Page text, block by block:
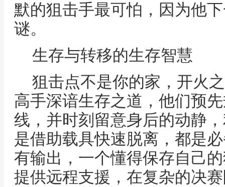
默的狙击手最可怕，因为他
谜。
生存与转移的生存智慧
狙击点不是你的家，开火
高手深谙生存之道，他们预
线，并时刻留意身后的动静
是借助载具快速脱离，都是
有输出，一个懂得保存自己
提供远程支援，在复杂的决